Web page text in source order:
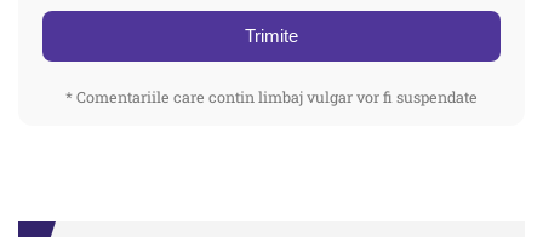
Trimite
* Comentariile care contin limbaj vulgar vor fi suspendate